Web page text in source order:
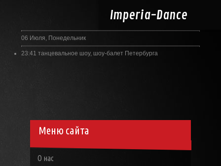
Imperia-Dance
06 Июля, Понедельник
23:41 танцевальное шоу, шоу-балет Петербурга
Меню сайта
О нас